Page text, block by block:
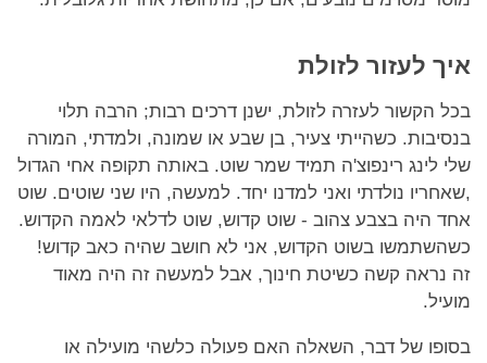
איך לעזור לזולת
בכל הקשור לעזרה לזולת, ישנן דרכים רבות; הרבה תלוי
בנסיבות. כשהייתי צעיר, בן שבע או שמונה, ולמדתי, המורה
שלי לינג רינפוצ'ה תמיד שמר שוט. באותה תקופה אחי הגדול
,שאחריו נולדתי ואני למדנו יחד. למעשה, היו שני שוטים. שוט
אחד היה בצבע צהוב - שוט קדוש, שוט לדלאי לאמה הקדוש.
כשהשתמשו בשוט הקדוש, אני לא חושב שהיה כאב קדוש!
זה נראה קשה כשיטת חינוך, אבל למעשה זה היה מאוד
מועיל.
בסופו של דבר, השאלה האם פעולה כלשהי מועילה או